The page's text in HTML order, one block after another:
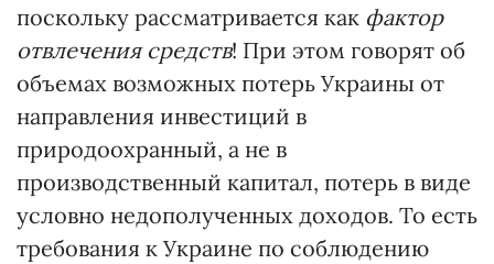
поскольку рассматривается как фактор
отвлечения средств! При этом говорят об
объемах возможных потерь Украины от
направления инвестиций в
природоохранный, а не в
производственный капитал, потерь в виде
условно недополученных доходов. То есть
требования к Украине по соблюдению